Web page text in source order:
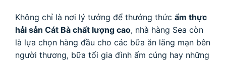
Không chỉ là nơi lý tưởng để thưởng thức ẩm thực
hải sản Cát Bà chất lượng cao, nhà hàng Sea còn
là lựa chọn hàng đầu cho các bữa ăn lãng mạn bên
người thương, bữa tối gia đình ấm cúng hay những